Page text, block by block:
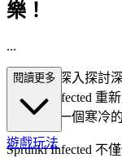
樂！
...
你準備好深入探討
Sprunki Infected
世界投入一個寒冷
Sprunki Infected 不
閱讀更多
遊戲玩法